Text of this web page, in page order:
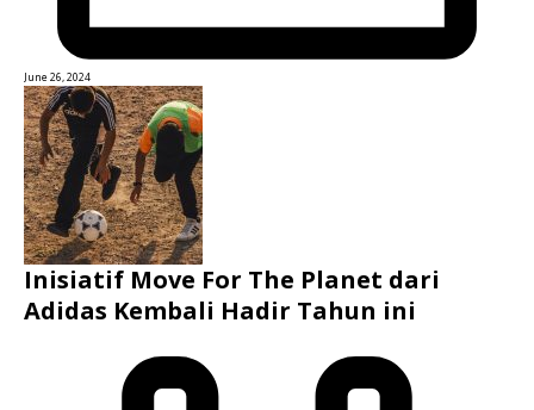
June 26, 2024
Inisiatif Move For The Planet dari
Adidas Kembali Hadir Tahun ini